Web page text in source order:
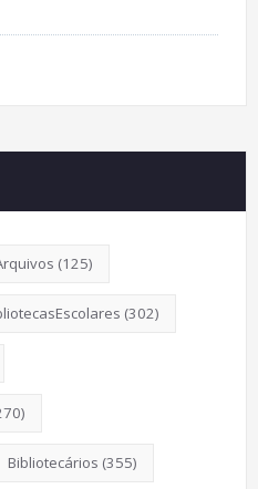
(125)
(302)
Bibliotecários (355)